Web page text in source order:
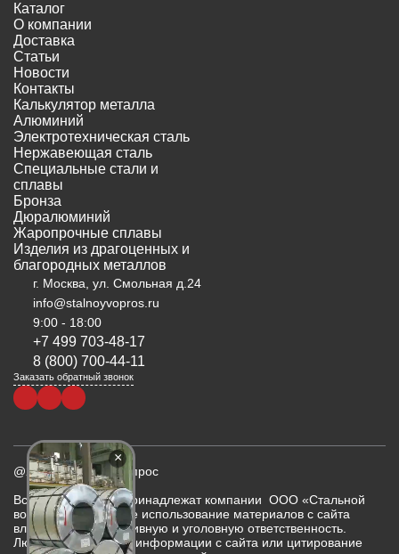
Каталог
О компании
Доставка
Статьи
Новости
Контакты
Калькулятор металла
Алюминий
Электротехническая сталь
Нержавеющая сталь
Специальные стали и
сплавы
Бронза
Дюралюминий
Жаропрочные сплавы
Изделия из драгоценных и
благородных металлов
г. Москва, ул. Смольная д.24
info@stalnoyvopros.ru
9:00 - 18:00
+7 499 703-48-17
8 (800) 700-44-11
Заказать обратный звонок
@2026 Стальной вопрос
Все права на сайт принадлежат компании ООО «Стальной
вопрос». Незаконное использование материалов с сайта
влечет административную и уголовную ответственность.
Любое копирование информации с сайта или цитирование
×